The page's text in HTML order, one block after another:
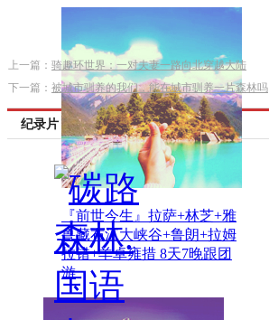
『前世今生』拉萨+林芝+雅
鲁藏布江大峡谷+鲁朗+拉姆
拉错+羊卓雍措 8天7晚跟团
游
上一篇： 骑趣环世界：一对夫妻一路向北穿越大陆
下一篇： 被城市驯养的我们，能在城市驯养一片森林吗
纪录片